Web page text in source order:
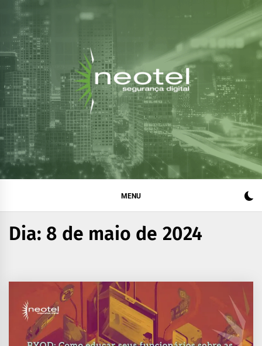
Blog da Neotel
Segurança Digital
Informações e notícias sobre segurança digital, legislação
e compliance
MENU
Dia: 8 de maio de 2024